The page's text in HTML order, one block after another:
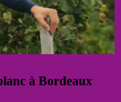
à Bordeaux